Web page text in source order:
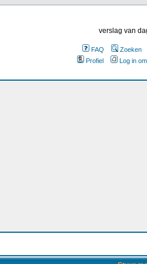
verslag van
FAQ
Zoeken
Profiel
Log in